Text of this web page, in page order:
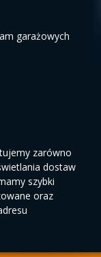
garażowych
zarówno
dostaw
szybki
oraz